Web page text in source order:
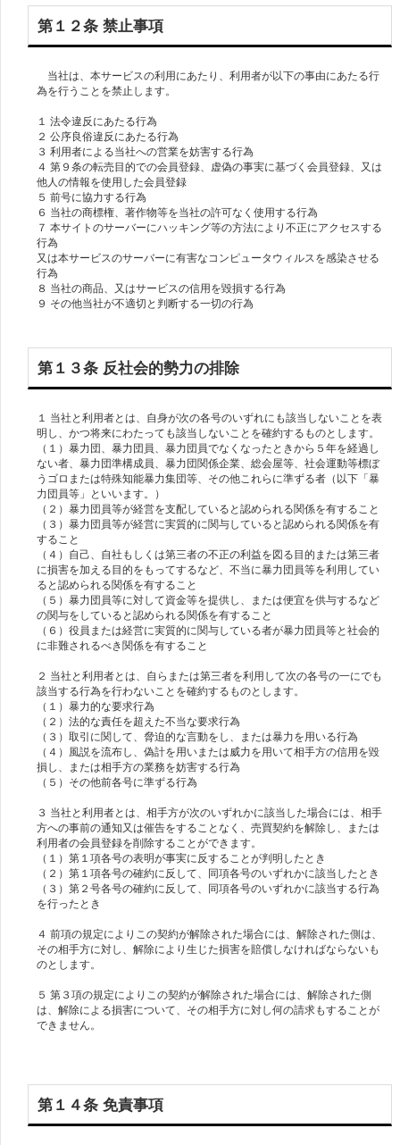
第１２条 禁止事項
当社は、本サービスの利用にあたり、利用者が以下の事由にあたる行
為を行うことを禁止します。
１ 法令違反にあたる行為
２ 公序良俗違反にあたる行為
３ 利用者による当社への営業を妨害する行為
４ 第９条の転売目的での会員登録、虚偽の事実に基づく会員登録、又は
他人の情報を使用した会員登録
５ 前号に協力する行為
６ 当社の商標権、著作物等を当社の許可なく使用する行為
７ 本サイトのサーバーにハッキング等の方法により不正にアクセスする
行為
又は本サービスのサーバーに有害なコンピュータウィルスを感染させる
行為
８ 当社の商品、又はサービスの信用を毀損する行為
９ その他当社が不適切と判断する一切の行為
第１３条 反社会的勢力の排除
１ 当社と利用者とは、自身が次の各号のいずれにも該当しないことを表
明し、かつ将来にわたっても該当しないことを確約するものとします。
（１）暴力団、暴力団員、暴力団員でなくなったときから５年を経過し
ない者、暴力団準構成員、暴力団関係企業、総会屋等、社会運動等標ぼ
うゴロまたは特殊知能暴力集団等、その他これらに準ずる者（以下「暴
力団員等」といいます。）
（２）暴力団員等が経営を支配していると認められる関係を有すること
（３）暴力団員等が経営に実質的に関与していると認められる関係を有
すること
（４）自己、自社もしくは第三者の不正の利益を図る目的または第三者
に損害を加える目的をもってするなど、不当に暴力団員等を利用してい
ると認められる関係を有すること
（５）暴力団員等に対して資金等を提供し、または便宜を供与するなど
の関与をしていると認められる関係を有すること
（６）役員または経営に実質的に関与している者が暴力団員等と社会的
に非難されるべき関係を有すること
２ 当社と利用者とは、自らまたは第三者を利用して次の各号の一にでも
該当する行為を行わないことを確約するものとします。
（１）暴力的な要求行為
（２）法的な責任を超えた不当な要求行為
（３）取引に関して、脅迫的な言動をし、または暴力を用いる行為
（４）風説を流布し、偽計を用いまたは威力を用いて相手方の信用を毀
損し、または相手方の業務を妨害する行為
（５）その他前各号に準ずる行為
３ 当社と利用者とは、相手方が次のいずれかに該当した場合には、相手
方への事前の通知又は催告をすることなく、売買契約を解除し、または
利用者の会員登録を削除することができます。
（１）第１項各号の表明が事実に反することが判明したとき
（２）第１項各号の確約に反して、同項各号のいずれかに該当したとき
（３）第２号各号の確約に反して、同項各号のいずれかに該当する行為
を行ったとき
４ 前項の規定によりこの契約が解除された場合には、解除された側は、
その相手方に対し、解除により生じた損害を賠償しなければならないも
のとします。
５ 第３項の規定によりこの契約が解除された場合には、解除された側
は、解除による損害について、その相手方に対し何の請求もすることが
できません。
第１４条 免責事項